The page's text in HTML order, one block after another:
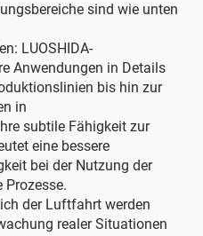
sind wie unten
LUOSHIDA-
Anwendungen in Details
bis hin zur
in
subtile Fähigkeit zur
eine bessere
bei der Nutzung der
der Luftfahrt werden
realer Situationen